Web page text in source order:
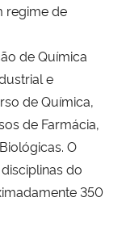
regime de
de Química
e
de Química,
de Farmácia,
O
do
350